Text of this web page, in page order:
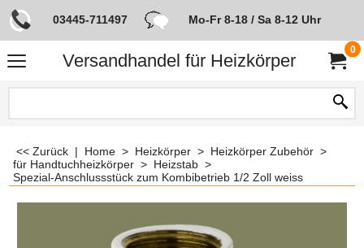
03445-711497 Mo-Fr 8-18 / Sa 8-12 Uhr
Versandhandel für Heizkörper
0
<< Zurück | Home > Heizkörper > Heizkörper Zubehör >
für Handtuchheizkörper > Heizstab >
Spezial-Anschlussstück zum Kombibetrieb 1/2 Zoll weiss